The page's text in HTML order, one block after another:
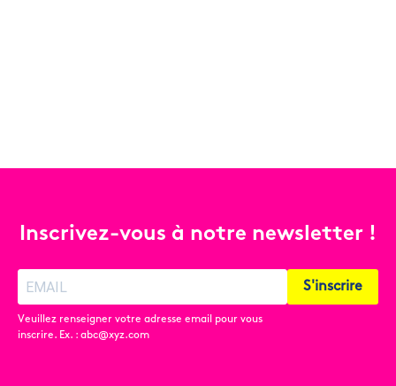
Inscrivez-vous à notre newsletter !
Veuillez renseigner votre adresse email pour vous
inscrire. Ex. : abc@xyz.com
S'inscrire